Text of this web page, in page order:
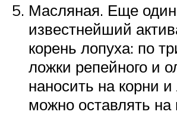
Масляная. Еще один
известнейший
корень лопуха: по
ложки репейного и
наносить на корни
можно оставлять на